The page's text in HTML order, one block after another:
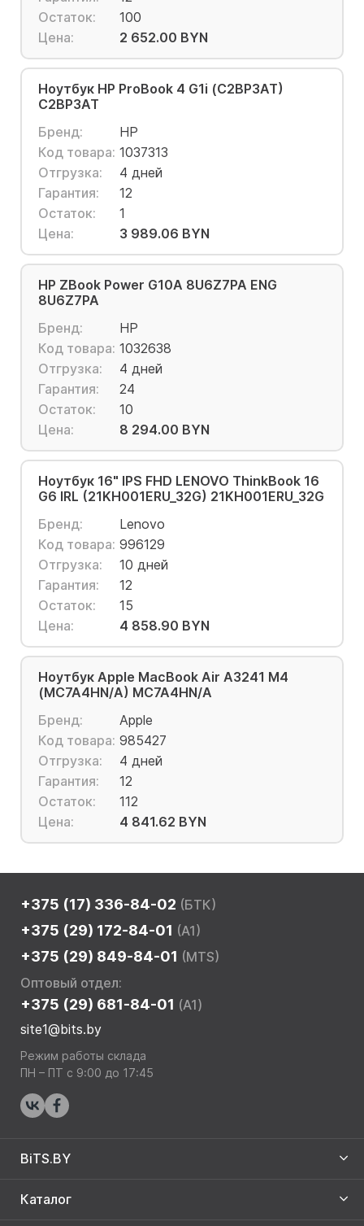
Остаток:
100
Цена:
2 652.00 BYN
Ноутбук HP ProBook 4 G1i (C2BP3AT)
C2BP3AT
Бренд:
HP
Код товара: 1037313
Отгрузка:
4 дней
Гарантия:
12
Остаток:
1
Цена:
3 989.06 BYN
HP ZBook Power G10A 8U6Z7PA ENG
8U6Z7PA
Бренд:
HP
Код товара: 1032638
Отгрузка:
4 дней
Гарантия:
24
Остаток:
10
Цена:
8 294.00 BYN
Ноутбук 16" IPS FHD LENOVO ThinkBook 16
G6 IRL (21KH001ERU_32G) 21KH001ERU_32G
Бренд:
Lenovo
Код товара: 996129
Отгрузка:
10 дней
Гарантия:
12
Остаток:
15
Цена:
4 858.90 BYN
Ноутбук Apple MacBook Air A3241 M4
(MC7A4HN/A) MC7A4HN/A
Бренд:
Apple
Код товара: 985427
Отгрузка:
4 дней
Гарантия:
12
Остаток:
112
Цена:
4 841.62 BYN
+375 (17) 336-84-02 (БТК)
+375 (29) 172-84-01 (A1)
+375 (29) 849-84-01 (MTS)
Оптовый отдел:
+375 (29) 681-84-01 (A1)
site1@bits.by
Режим работы склада
ПН – ПТ с 9:00 до 17:45
BiTS.BY
Каталог